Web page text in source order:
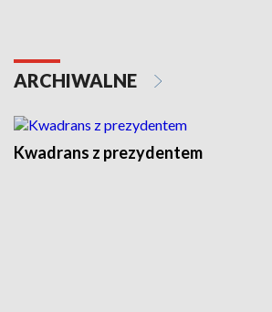
ARCHIWALNE
Kwadrans z prezydentem